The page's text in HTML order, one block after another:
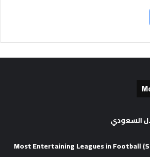
السعودي
2026 Most Entertaining Leagues in Football